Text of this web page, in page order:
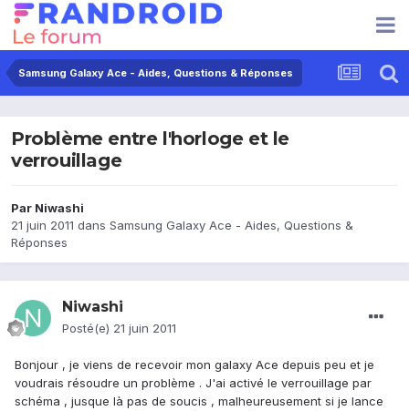
Samsung Galaxy Ace - Aides, Questions & Réponses
Problème entre l'horloge et le
verrouillage
Par Niwashi
21 juin 2011 dans Samsung Galaxy Ace - Aides, Questions &
Réponses
Niwashi
Posté(e) 21 juin 2011
Bonjour , je viens de recevoir mon galaxy Ace depuis peu et je
voudrais résoudre un problème . J'ai activé le verrouillage par
schéma , jusque là pas de soucis , malheureusement si je lance